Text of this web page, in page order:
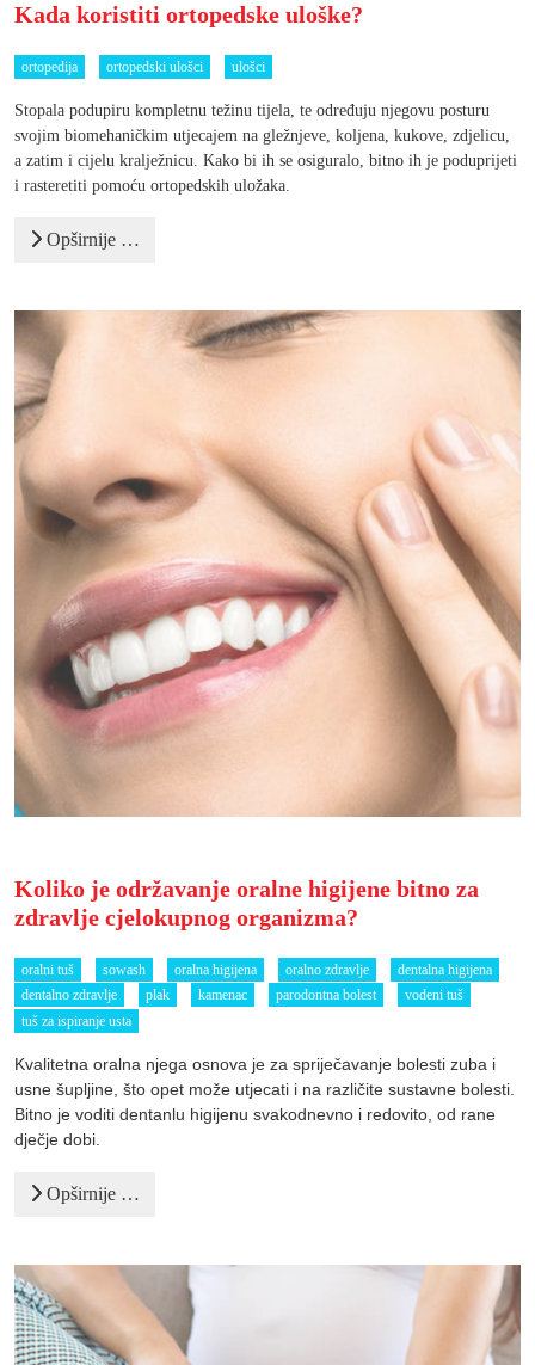
Kada koristiti ortopedske uloške?
ortopedija ortopedski ulošci ulošci
Stopala podupiru kompletnu težinu tijela, te određuju njegovu posturu
svojim biomehaničkim utjecajem na gležnjeve, koljena, kukove, zdjelicu,
a zatim i cijelu kralježnicu. Kako bi ih se osiguralo, bitno ih je poduprijeti
i rasteretiti pomoću ortopedskih uložaka.
Opširnije …
Koliko je održavanje oralne higijene bitno za
zdravlje cjelokupnog organizma?
oralni tuš sowash oralna higijena oralno zdravlje
dentalna higijena
dentalno zdravlje
plak kamenac parodontna bolest
vodeni tuš
tuš za ispiranje usta
Kvalitetna oralna njega osnova je za spriječavanje bolesti zuba i
usne šupljine, što opet može utjecati i na različite sustavne bolesti.
Bitno je voditi dentanlu higijenu svakodnevno i redovito, od rane
dječje dobi.
Opširnije …